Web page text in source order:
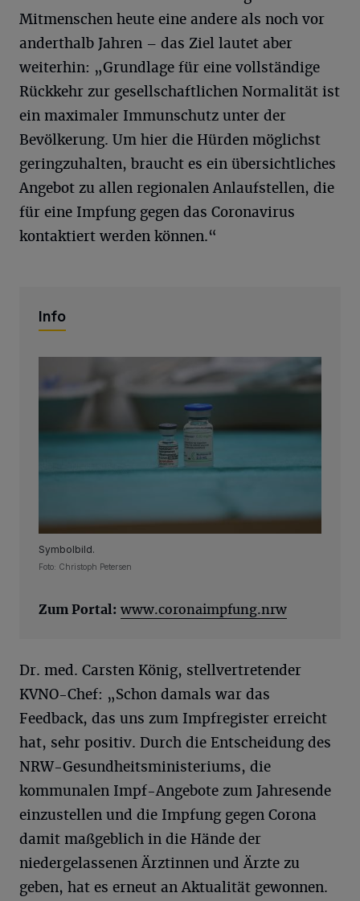
Mitmenschen heute eine andere als noch vor
anderthalb Jahren – das Ziel lautet aber
weiterhin: „Grundlage für eine vollständige
Rückkehr zur gesellschaftlichen Normalität ist
ein maximaler Immunschutz unter der
Bevölkerung. Um hier die Hürden möglichst
geringzuhalten, braucht es ein übersichtliches
Angebot zu allen regionalen Anlaufstellen, die
für eine Impfung gegen das Coronavirus
kontaktiert werden können.“
Info
Symbolbild.
Foto: Christoph Petersen
Zum Portal: www.coronaimpfung.nrw
Dr. med. Carsten König, stellvertretender
KVNO-Chef: „Schon damals war das
Feedback, das uns zum Impfregister erreicht
hat, sehr positiv. Durch die Entscheidung des
NRW-Gesundheitsministeriums, die
kommunalen Impf-Angebote zum Jahresende
einzustellen und die Impfung gegen Corona
damit maßgeblich in die Hände der
niedergelassenen Ärztinnen und Ärzte zu
geben, hat es erneut an Aktualität gewonnen.